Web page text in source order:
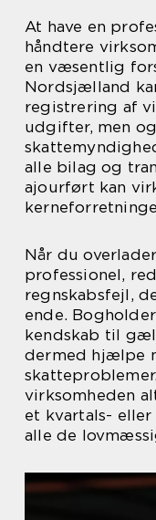
At have en
håndtere
en væsentlig
Nordsjælland
registrering af
udgifter, men
alle bilag og
ajourført kan
Når du
professionel,
regnskabsfejl,
ende.
kendskab til
dermed hjælpe
virksomheden
et kvartals-
alle de